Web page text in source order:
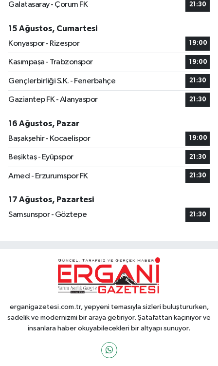
Galatasaray - Çorum FK
21:30
15 Ağustos, Cumartesi
Konyaspor - Rizespor
19:00
Kasımpaşa - Trabzonspor 19:00
Gençlerbirliği S.K. - Fenerbahçe 21:30
Gaziantep FK - Alanyaspor 21:30
16 Ağustos, Pazar
Başakşehir - Kocaelispor
19:00
Beşiktaş - Eyüpspor 21:30
Amed - Erzurumspor FK 21:30
17 Ağustos, Pazartesi
Samsunspor - Göztepe
21:30
erganigazetesi.com.tr, yepyeni temasıyla sizleri buluştururken,
sadelik ve modernizmi bir araya getiriyor. Şatafattan kaçınıyor ve
insanlara haber okuyabilecekleri bir altyapı sunuyor.